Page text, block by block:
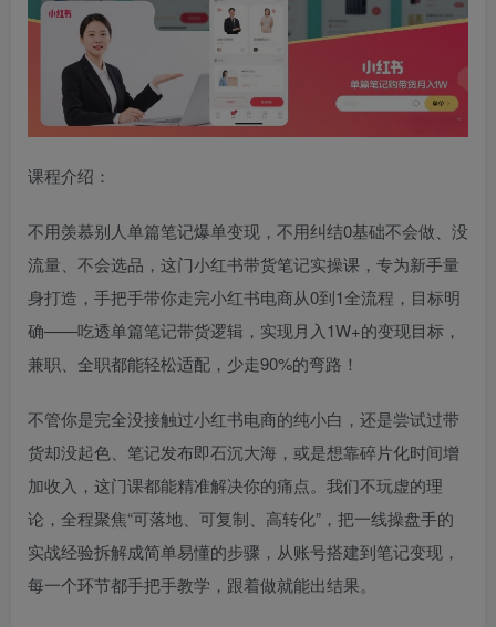
课程介绍：
不用羡慕别人单篇笔记爆单变现，不用纠结0基础不会做、没
流量、不会选品，这门小红书带货笔记实操课，专为新手量
身打造，手把手带你走完小红书电商从0到1全流程，目标明
确——吃透单篇笔记带货逻辑，实现月入1W+的变现目标，
兼职、全职都能轻松适配，少走90%的弯路！
不管你是完全没接触过小红书电商的纯小白，还是尝试过带
货却没起色、笔记发布即石沉大海，或是想靠碎片化时间增
加收入，这门课都能精准解决你的痛点。我们不玩虚的理
论，全程聚焦“可落地、可复制、高转化”，把一线操盘手的
实战经验拆解成简单易懂的步骤，从账号搭建到笔记变现，
每一个环节都手把手教学，跟着做就能出结果。